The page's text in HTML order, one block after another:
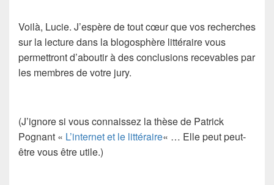
Voilà, Lucie. J’espère de tout cœur que vos recherches
sur la lecture dans la blogosphère littéraire vous
permettront d’aboutir à des conclusions recevables par
les membres de votre jury.
(J’ignore si vous connaissez la thèse de Patrick
Pognant « L’internet et le littéraire« … Elle peut peut-
être vous être utile.)